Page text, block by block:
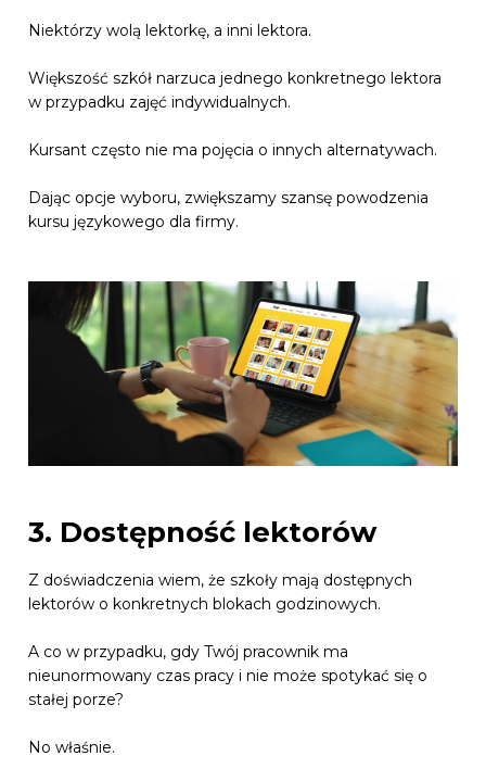
Niektórzy wolą lektorkę, a inni lektora.
Większość szkół narzuca jednego konkretnego lektora
w przypadku zajęć indywidualnych.
Kursant często nie ma pojęcia o innych alternatywach.
Dając opcje wyboru, zwiększamy szansę powodzenia
kursu językowego dla firmy.
3. Dostępność lektorów
Z doświadczenia wiem, że szkoły mają dostępnych
lektorów o konkretnych blokach godzinowych.
A co w przypadku, gdy Twój pracownik ma
nieunormowany czas pracy i nie może spotykać się o
stałej porze?
No właśnie.